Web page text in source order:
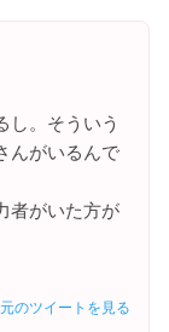
し。そういう
んがいるんで
者がいた方が
元のツイートを見る